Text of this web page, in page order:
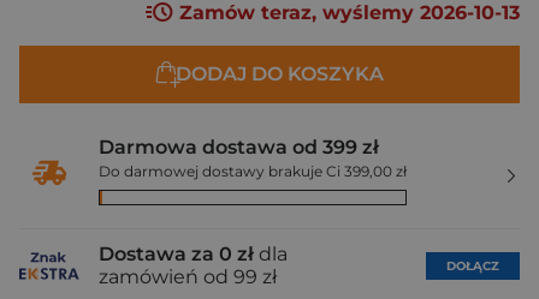
Zamów teraz, wyślemy 2026-10-13
DODAJ DO KOSZYKA
Darmowa dostawa od 399 zł
Do darmowej dostawy brakuje Ci 399,00 zł
Dostawa za 0 zł dla
zamówień od 99 zł
DOŁĄCZ